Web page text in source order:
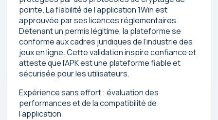
pointe. La fiabilité de l’application 1Win est
approuvée par ses licences réglementaires.
Détenant un permis légitime, la plateforme se
conforme aux cadres juridiques de l’industrie des
jeux en ligne. Cette validation inspire confiance et
atteste que l’APK est une plateforme fiable et
sécurisée pour les utilisateurs.
Expérience sans effort : évaluation des
performances et de la compatibilité de
l’application